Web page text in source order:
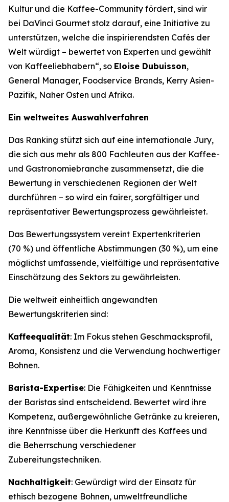
Kultur und die Kaffee-Community fördert, sind wir
bei DaVinci Gourmet stolz darauf, eine Initiative zu
unterstützen, welche die inspirierendsten Cafés der
Welt würdigt – bewertet von Experten und gewählt
von Kaffeeliebhabern“, so Eloise Dubuisson,
General Manager, Foodservice Brands, Kerry Asien-
Pazifik, Naher Osten und Afrika.
Ein weltweites Auswahlverfahren
Das Ranking stützt sich auf eine internationale Jury,
die sich aus mehr als 800 Fachleuten aus der Kaffee-
und Gastronomiebranche zusammensetzt, die die
Bewertung in verschiedenen Regionen der Welt
durchführen – so wird ein fairer, sorgfältiger und
repräsentativer Bewertungsprozess gewährleistet.
Das Bewertungssystem vereint Expertenkriterien
(70 %) und öffentliche Abstimmungen (30 %), um eine
möglichst umfassende, vielfältige und repräsentative
Einschätzung des Sektors zu gewährleisten.
Die weltweit einheitlich angewandten
Bewertungskriterien sind:
Kaffeequalität: Im Fokus stehen Geschmacksprofil,
Aroma, Konsistenz und die Verwendung hochwertiger
Bohnen.
Barista-Expertise: Die Fähigkeiten und Kenntnisse
der Baristas sind entscheidend. Bewertet wird ihre
Kompetenz, außergewöhnliche Getränke zu kreieren,
ihre Kenntnisse über die Herkunft des Kaffees und
die Beherrschung verschiedener
Zubereitungstechniken.
Nachhaltigkeit: Gewürdigt wird der Einsatz für
ethisch bezogene Bohnen, umweltfreundliche